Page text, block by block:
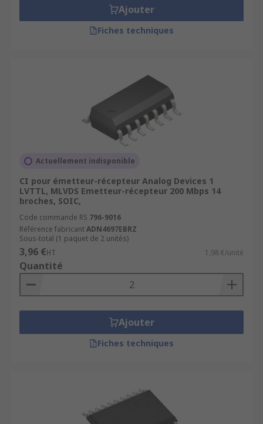
Ajouter
Fiches techniques
Actuellement indisponible
CI pour émetteur-récepteur Analog Devices 1
LVTTL, MLVDS Emetteur-récepteur 200 Mbps 14
broches, SOIC,
Code commande RS 796-9016
Référence fabricantADN4697EBRZ
Sous-total (1 paquet de 2 unités)
3,96 €HT 1,98 €/unité
Quantité
Ajouter
Fiches techniques